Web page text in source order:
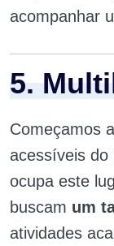
acompanhar
5.
Começamos
acessíveis do
ocupa este
buscam um
atividades